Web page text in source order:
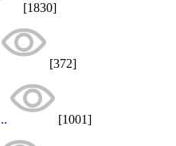
[1830]
[372]
[1001]